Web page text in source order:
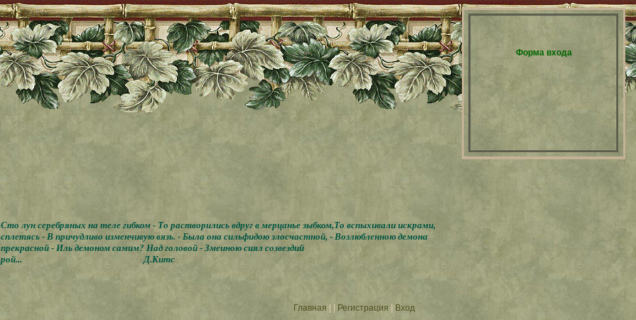
Сто лун серебряных на теле гибком - То растворились вдруг в мерцанье зыбком,То вспыхивали искрами,
сплетясь - В причудливо изменчивую вязь. - Была она сильфидою злосчастной, - Возлюбленною демона
прекрасной - Иль демоном самим? Над головой - Змеиною сиял созвездий
рой...
Д.Китс
Главная Регистрация Вход
Форма входа